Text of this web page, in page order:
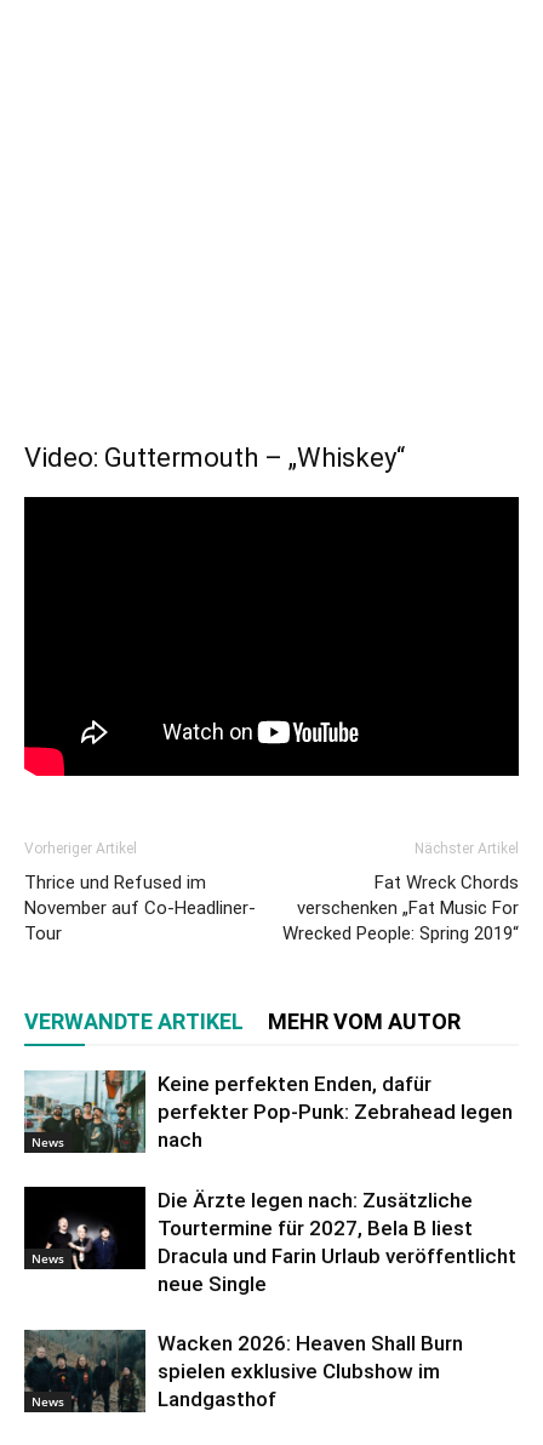
Video: Guttermouth – „Whiskey“
Vorheriger Artikel
Thrice und Refused im
November auf Co-Headliner-
Tour
Nächster Artikel
Fat Wreck Chords
verschenken „Fat Music For
Wrecked People: Spring 2019“
VERWANDTE ARTIKEL MEHR VOM AUTOR
News
Keine perfekten Enden, dafür
perfekter Pop-Punk: Zebrahead legen
nach
News
Die Ärzte legen nach: Zusätzliche
Tourtermine für 2027, Bela B liest
Dracula und Farin Urlaub veröffentlicht
neue Single
News
Wacken 2026: Heaven Shall Burn
spielen exklusive Clubshow im
Landgasthof